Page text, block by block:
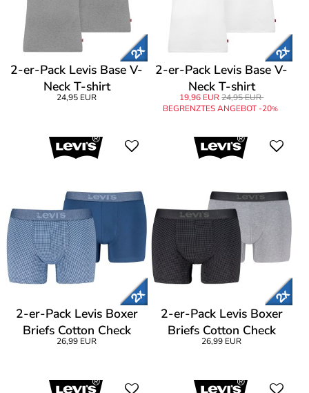
2-er-Pack Levis Base V-
Neck T-shirt
24,95 EUR
2-er-Pack Levis Base V-
Neck T-shirt
19,96 EUR 24,95 EUR
BEGRENZTES ANGEBOT -20%
2-er-Pack Levis Boxer
Briefs Cotton Check
26,99 EUR
2-er-Pack Levis Boxer
Briefs Cotton Check
26,99 EUR